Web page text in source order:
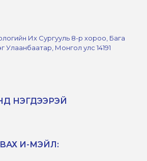
Их Сургууль 8-р хороо, Бага
Улаанбаатар, Монгол улс 14191
НЭГДЭЭРЭЙ
И-МЭЙЛ: